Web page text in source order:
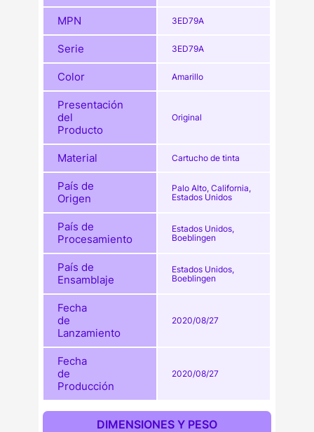
MPN 3ED79A
Serie 3ED79A
Color Amarillo
Presentación
del
Producto
Original
Material Cartucho de tinta
País de
Origen
Palo Alto, California,
Estados Unidos
País de
Procesamiento
Estados Unidos,
Boeblingen
País de
Ensamblaje
Estados Unidos,
Boeblingen
Fecha
de
Lanzamiento
2020/08/27
Fecha
de
Producción
2020/08/27
DIMENSIONES Y PESO